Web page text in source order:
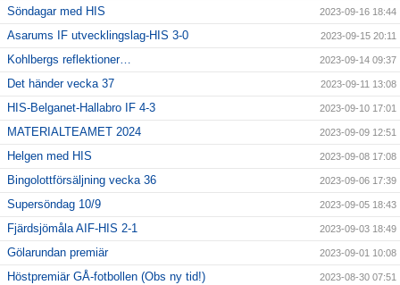
Söndagar med HIS 2023-09-16 18:44
Asarums IF utvecklingslag-HIS 3-0 2023-09-15 20:11
Kohlbergs reflektioner… 2023-09-14 09:37
Det händer vecka 37 2023-09-11 13:08
HIS-Belganet-Hallabro IF 4-3 2023-09-10 17:01
MATERIALTEAMET 2024 2023-09-09 12:51
Helgen med HIS 2023-09-08 17:08
Bingolottförsäljning vecka 36 2023-09-06 17:39
Supersöndag 10/9 2023-09-05 18:43
Fjärdsjömåla AIF-HIS 2-1 2023-09-03 18:49
Gölarundan premiär 2023-09-01 10:08
Höstpremiär GÅ-fotbollen (Obs ny tid!) 2023-08-30 07:51